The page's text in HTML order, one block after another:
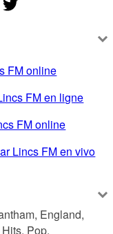
FM online
FM en ligne
FM online
Lincs FM en vivo
England,
Pop.